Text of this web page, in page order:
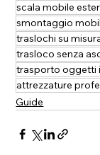
scala mobile
smontaggio
traslochi su
trasloco senza
trasporto oggetti
attrezzature
Guide